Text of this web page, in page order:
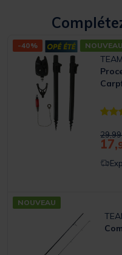
-40% NOUVEAU
Price
17,
NOUVEAU